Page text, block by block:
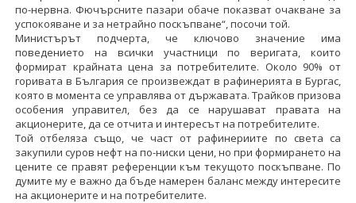
по-нервна. Фючърсните пазари обаче показват очакване за
успокояване и за нетрайно поскъпване“, посочи той.
Министърът подчерта, че ключово значение има
поведението на всички участници по веригата, които
формират крайната цена за потребителите. Около 90% от
горивата в България се произвеждат в рафинерията в Бургас,
която в момента се управлява от държавата. Трайков призова
особения управител, без да се нарушават правата на
акционерите, да се отчита и интересът на потребителите.
Той отбеляза също, че част от рафинериите по света са
закупили суров нефт на по-ниски цени, но при формирането на
цените се правят референции към текущото поскъпване. По
думите му е важно да бъде намерен баланс между интересите
на акционерите и на потребителите.